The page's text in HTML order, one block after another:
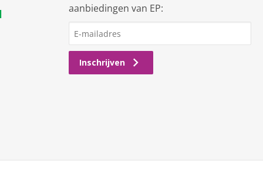
aanbiedingen van EP:
Inschrijven